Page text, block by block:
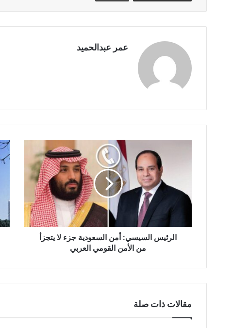
عمر عبدالحميد
الرئيس السيسي: أمن السعودية جزء لا يتجزأ
من الأمن القومي العربي
مقالات ذات صلة